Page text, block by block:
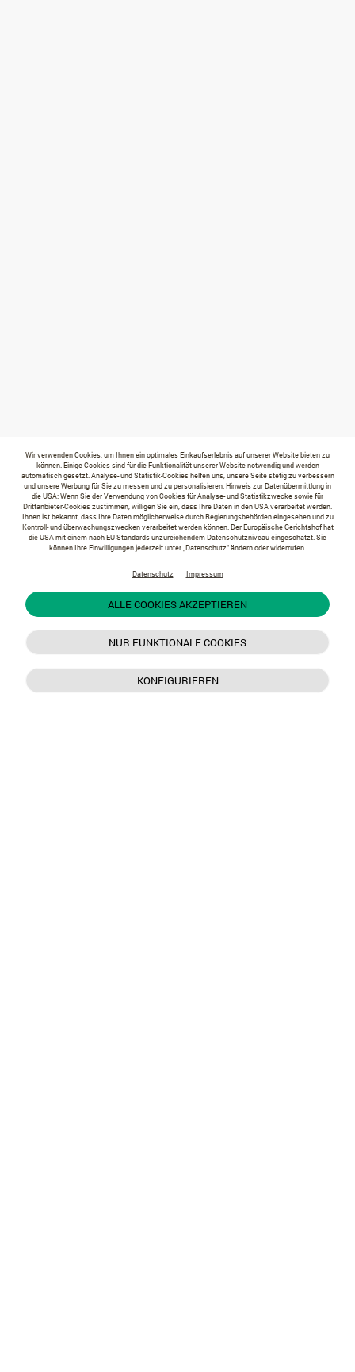
Wir verwenden Cookies, um Ihnen ein optimales Einkaufserlebnis auf unserer Website bieten zu
können. Einige Cookies sind für die Funktionalität unserer Website notwendig und werden
automatisch gesetzt. Analyse- und Statistik-Cookies helfen uns, unsere Seite stetig zu verbessern
und unsere Werbung für Sie zu messen und zu personalisieren. Hinweis zur Datenübermittlung in
die USA: Wenn Sie der Verwendung von Cookies für Analyse- und Statistikzwecke sowie für
Drittanbieter-Cookies zustimmen, willigen Sie ein, dass Ihre Daten in den USA verarbeitet werden.
Ihnen ist bekannt, dass Ihre Daten möglicherweise durch Regierungsbehörden eingesehen und zu
Kontroll- und überwachungszwecken verarbeitet werden können. Der Europäische Gerichtshof hat
die USA mit einem nach EU-Standards unzureichendem Datenschutzniveau eingeschätzt. Sie
können Ihre Einwilligungen jederzeit unter „Datenschutz“ ändern oder widerrufen.
Datenschutz Impressum
ALLE COOKIES AKZEPTIEREN
NUR FUNKTIONALE COOKIES
KONFIGURIEREN